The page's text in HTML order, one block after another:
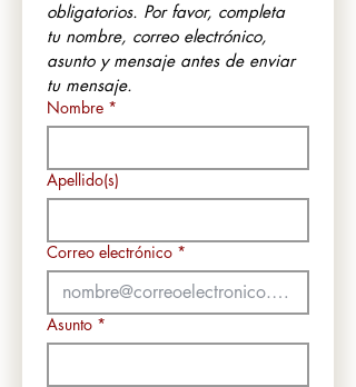
obligatorios. Por favor, completa
tu nombre, correo electrónico,
asunto y mensaje antes de enviar
tu mensaje.
Nombre *
Apellido(s)
Correo electrónico *
Asunto *